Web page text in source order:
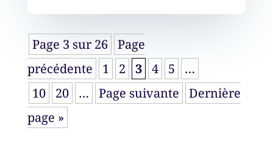
Page 3 sur 26
Page
précédente
1 2 3 4 5
…
10
20 … Page suivante
Dernière
page »